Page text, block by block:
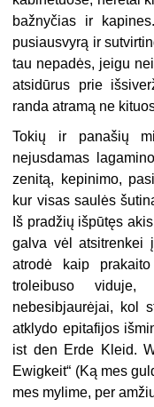
bažnyčias ir
pusiausvyrą ir
tau nepadės, jeigu
atsidūrus prie
randa atramą ne
Tokių ir panašių
nejusdamas
zenitą, kepinimo,
kur visas saulės
Iš pradžių išpūtęs
galva vėl atsitrenkei
atrodė kaip
troleibuso
nebesibjaurėjai, kol
atklydo epitafijos
ist den Erde Kleid.
Ewigkeit“ (Ką mes
mes mylime, per